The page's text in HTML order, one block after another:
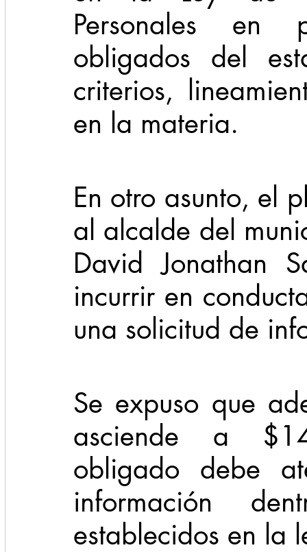
Personales en
obligados del
criterios,
en la materia.
En otro asunto, el
al alcalde del
David Jonathan
incurrir en
una solicitud de
Se expuso que
asciende a
obligado debe
información
establecidos en la